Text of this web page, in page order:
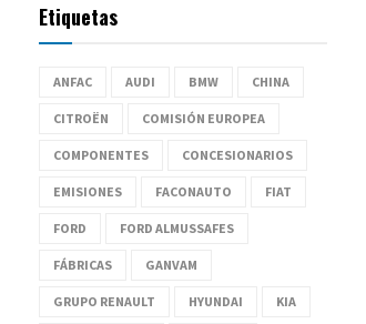
Etiquetas
ANFAC AUDI BMW CHINA
CITROËN COMISIÓN EUROPEA
COMPONENTES CONCESIONARIOS
EMISIONES FACONAUTO FIAT
FORD FORD ALMUSSAFES
FÁBRICAS GANVAM
GRUPO RENAULT HYUNDAI KIA